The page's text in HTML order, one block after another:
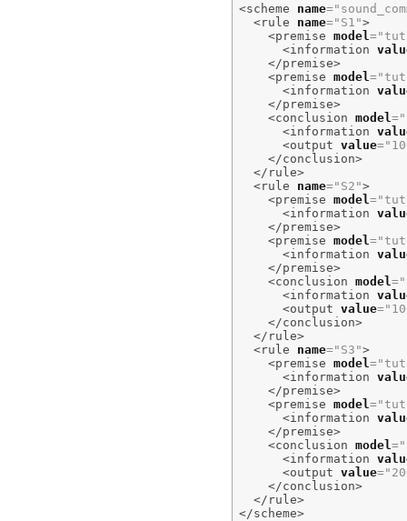
<scheme name=
<rule
name="S1">
<premise model =
<information
</premise>
<premise model =
<information
</premise>
<conclusion model =
<information
<output value=
</conclusion>
</rule>
<rule
name="S2">
<premise model =
<information
</premise>
<premise model =
<information
</premise>
<conclusion model =
<information
<output value=
</conclusion>
</rule>
<rule
name="S3">
<premise model =
<information
</premise>
<premise model =
<information
</premise>
<conclusion model =
<information
<output value=
</conclusion>
</rule>
</scheme>